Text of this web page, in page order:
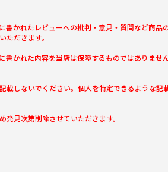
かれたレビューへの批判・意見・質問など商
だきます。
かれた内容を当店は保障するものではありま
しないでください。個人を特定できるような
見次第削除させていただきます。